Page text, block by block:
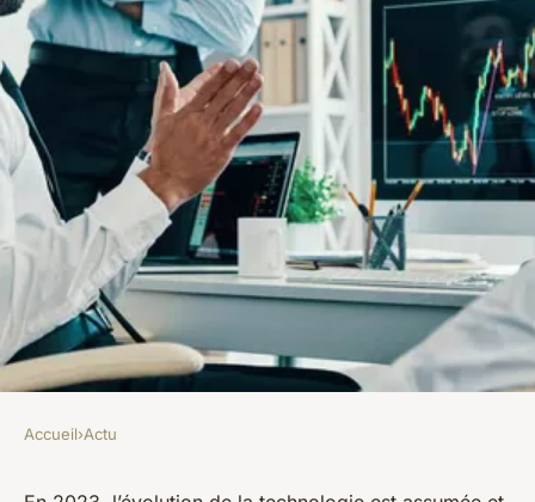
Accueil›Actu